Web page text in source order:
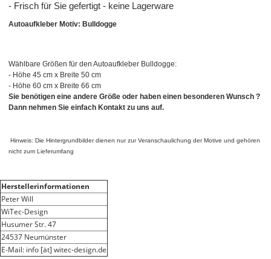
- Frisch für Sie gefertigt - keine Lagerware
Autoaufkleber Motiv: Bulldogge
Wählbare Größen für den Autoaufkleber Bulldogge:
- Höhe 45 cm x Breite 50 cm
- Höhe 60 cm x Breite 66 cm
Sie benötigen eine andere Größe oder haben einen besonderen Wunsch ?
Dann nehmen Sie einfach Kontakt zu uns auf.
Hinweis: Die Hintergrundbilder dienen nur zur Veranschaulichung der Motive und gehören
nicht zum Lieferumfang
Herstellerinformationen
Peter Will
WiTec-Design
Husumer Str. 47
24537 Neumünster
E-Mail: info [ät] witec-design.de